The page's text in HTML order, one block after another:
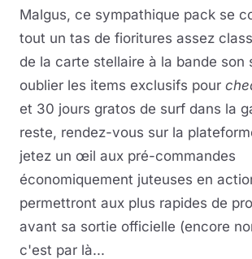
Malgus, ce sympathique pack se
tout un tas de fioritures assez
de la carte stellaire à la bande son
oublier les items exclusifs pour
et 30 jours gratos de surf dans la
reste, rendez-vous sur la
jetez un œil aux pré-commandes
économiquement juteuses en
permettront aux plus rapides de
avant sa sortie officielle (encore
c'est par là...